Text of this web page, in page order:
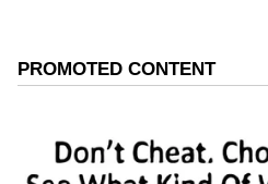
కళ్లూ ఉన్నాయి. ఎందుకంటే
రెండోసారి ఐపీఎల్ టైటిల్ గెలిచే
తన ఫస్ట్ టైటిల్ కొట్టింది.